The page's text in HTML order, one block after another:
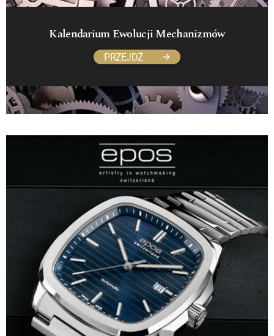
Kalendarium Ewolucji Mechanizmów
PRZEJDŹ